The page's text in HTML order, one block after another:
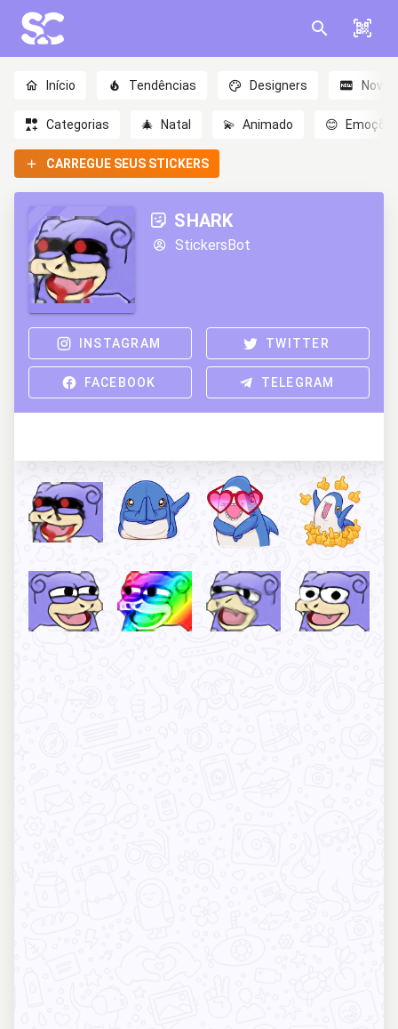
Início Tendências Designers Novo
Categorias 🎄 Natal 💫 Animado 😊
CARREGUE SEUS STICKERS
SHARK
StickersBot
INSTAGRAM TWITTER
FACEBOOK TELEGRAM